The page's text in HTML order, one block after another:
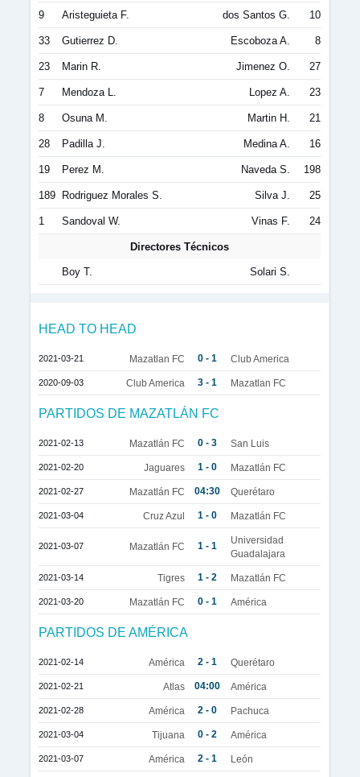
9 Aristeguieta F. dos Santos G. 10
33 Gutierrez D. Escoboza A. 8
23 Marin R. Jimenez O. 27
7 Mendoza L. Lopez A. 23
8 Osuna M. Martin H. 21
28 Padilla J. Medina A. 16
19 Perez M. Naveda S. 198
189 Rodriguez Morales S. Silva J. 25
1 Sandoval W. Vinas F. 24
Directores Técnicos
Boy T. Solari S.
HEAD TO HEAD
2021-03-21 Mazatlan FC 0 - 1 Club America
2020-09-03 Club America 3 - 1 Mazatlan FC
PARTIDOS DE MAZATLÁN FC
2021-02-13 Mazatlán FC 0 - 3 San Luis
2021-02-20 Jaguares 1 - 0 Mazatlán FC
2021-02-27 Mazatlán FC 04:30 Querétaro
2021-03-04 Cruz Azul 1 - 0 Mazatlán FC
2021-03-07 Mazatlán FC 1 - 1
Universidad
Guadalajara
2021-03-14 Tigres 1 - 2 Mazatlán FC
2021-03-20 Mazatlán FC 0 - 1 América
PARTIDOS DE AMÉRICA
2021-02-14 América 2 - 1 Querétaro
2021-02-21 Atlas 04:00 América
2021-02-28 América 2 - 0 Pachuca
2021-03-04 Tijuana 0 - 2 América
2021-03-07 América 2 - 1 León